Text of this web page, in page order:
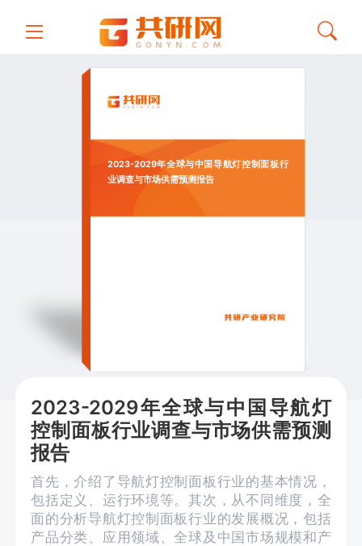
2023-2029年全球与中国导航灯控制面板行
业调查与市场供需预测报告
2023-2029年全球与中国导航灯
控制面板行业调查与市场供需预测
报告
首先，介绍了导航灯控制面板行业的基本情况，
包括定义、运行环境等。其次，从不同维度，全
面的分析导航灯控制面板行业的发展概况，包括
产品分类、应用领域、全球及中国市场规模和产